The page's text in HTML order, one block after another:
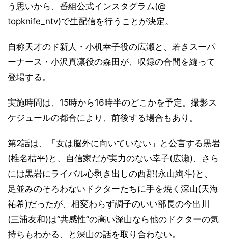
う思いから、番組公式インスタグラム(@
topknife_ntv)で生配信を行うことが決定。
自称天才のド新人・小机幸子役の広瀬と、若きスーパ
ーナース・小沢真凛役の森田が、収録の合間を縫って
登場する。
実施時間は、15時から16時半のどこかを予定。撮影ス
ケジュールの都合により、前後する場合もあり。
第2話は、「女は脳外に向いていない」と公言する黒岩
(椎名桔平)と、自信家だが実力のない幸子(広瀬)、さら
には黒岩にライバル心剥き出しの西郡(永山絢斗)と、
足並みのそろわないドクターたちに手を焼く深山(天海
祐希)だったが、相変わらず調子のいい部長の今出川
(三浦友和)は“共感性”の高い深山なら他のドクターの気
持ちもわかる、と深山の話を取り合わない。